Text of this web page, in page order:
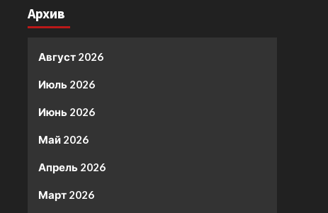
Архив
Август 2026
Июль 2026
Июнь 2026
Май 2026
Апрель 2026
Март 2026